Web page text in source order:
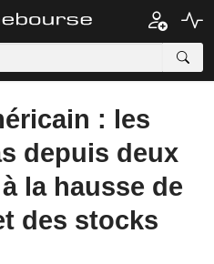
: les
depuis deux
la hausse de
des stocks